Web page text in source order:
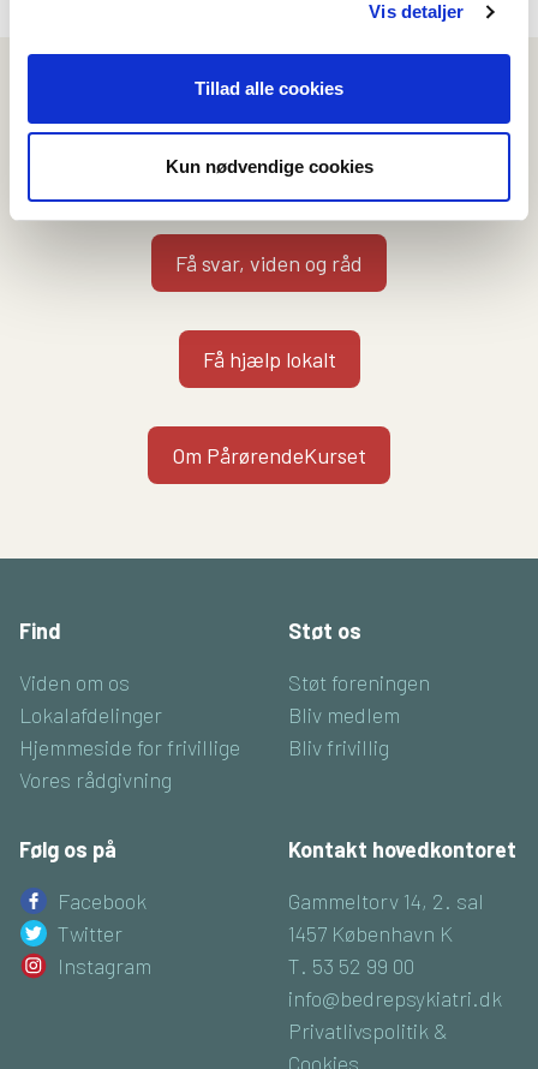
Vis detaljer
Tillad alle cookies
Kun nødvendige cookies
Vi kan hjælpe dig på flere måder
Kontakt en rådgiver
Få svar, viden og råd
Få hjælp lokalt
Om PårørendeKurset
Find
Viden om os
Lokalafdelinger
Hjemmeside for frivillige
Vores rådgivning
Støt os
Støt foreningen
Bliv medlem
Bliv frivillig
Følg os på
Facebook
Twitter
Instagram
Kontakt hovedkontoret
Gammeltorv 14, 2. sal
1457 København K
T. 53 52 99 00
info@bedrepsykiatri.dk
Privatlivspolitik &
Cookies